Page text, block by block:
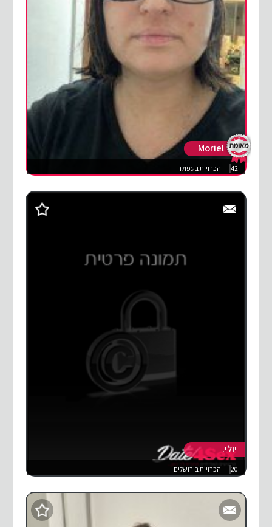
Moriel
42 הכרויות בעפולה
יולי.
20 הכרויות בירושלים